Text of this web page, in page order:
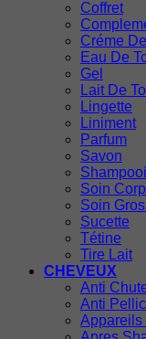
Coffret
Créme
Eau De
Gel
Lait De
Lingette
Liniment
Parfum
Savon
Soin
Soin
Sucette
Tétine
Tire Lait
CHEVEUX
Anti
Anti
Appareils